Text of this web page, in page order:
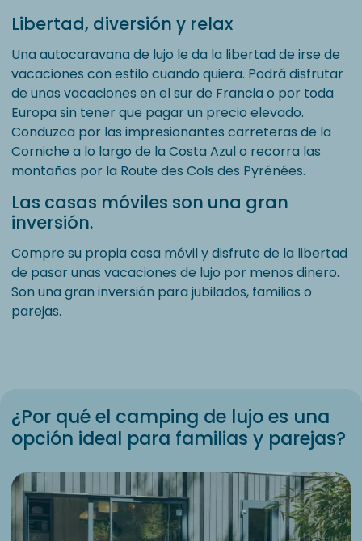
Libertad, diversión y relax
Una autocaravana de lujo le da la libertad de irse de
vacaciones con estilo cuando quiera. Podrá disfrutar
de unas vacaciones en el sur de Francia o por toda
Europa sin tener que pagar un precio elevado.
Conduzca por las impresionantes carreteras de la
Corniche a lo largo de la Costa Azul o recorra las
montañas por la Route des Cols des Pyrénées.
Las casas móviles son una gran
inversión.
Compre su propia casa móvil y disfrute de la libertad
de pasar unas vacaciones de lujo por menos dinero.
Son una gran inversión para jubilados, familias o
parejas.
¿Por qué el camping de lujo es una
opción ideal para familias y parejas?